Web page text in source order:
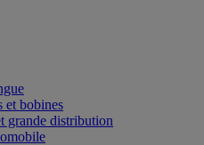
et bobines
grande distribution